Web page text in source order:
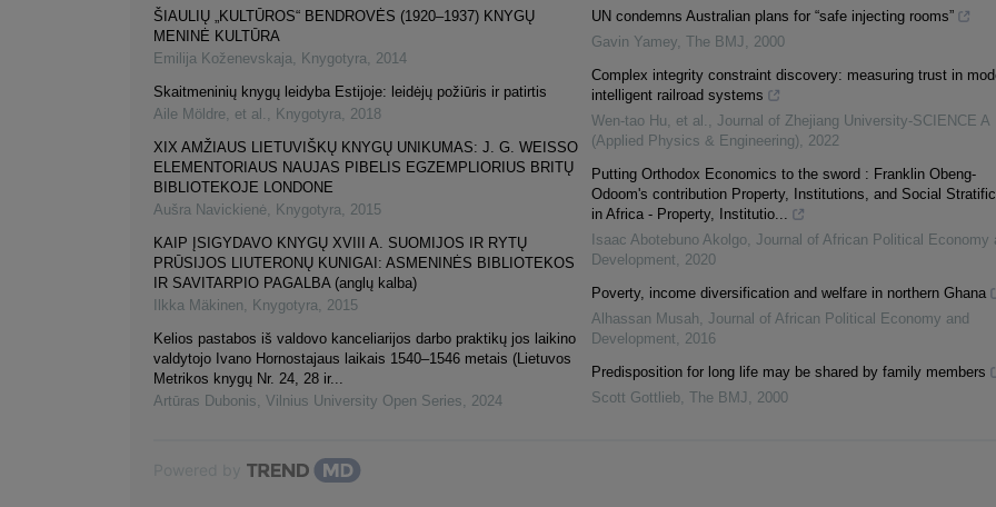
ŠIAULIŲ „KULTŪROS“ BENDROVĖS (1920–1937) KNYGŲ
MENINĖ KULTŪRA
Emilija Koženevskaja, Knygotyra, 2014
Skaitmeninių knygų leidyba Estijoje: leidėjų požiūris ir patirtis
Aile Möldre, et al. , Knygotyra, 2018
XIX AMŽIAUS LIETUVIŠKŲ KNYGŲ UNIKUMAS: J. G. WEISSO
ELEMENTORIAUS NAUJAS PIBELIS EGZEMPLIORIUS BRITŲ
BIBLIOTEKOJE LONDONE
Aušra Navickienė, Knygotyra, 2015
KAIP ĮSIGYDAVO KNYGŲ XVIII A. SUOMIJOS IR RYTŲ
PRŪSIJOS LIUTERONŲ KUNIGAI: ASMENINĖS BIBLIOTEKOS
IR SAVITARPIO PAGALBA (anglų kalba)
Ilkka Mäkinen, Knygotyra, 2015
Kelios pastabos iš valdovo kanceliarijos darbo praktikų jos laikino
valdytojo Ivano Hornostajaus laikais 1540–1546 metais (Lietuvos
Metrikos knygų Nr. 24, 28 ir...
Artūras Dubonis, Vilnius University Open Series, 2024
UN condemns Australian plans for “safe injecting rooms”
Gavin Yamey, The BMJ , 2000
Complex integrity constraint discovery: measuring trust in
intelligent railroad systems
Wen-tao Hu, et al. , Journal of Zhejiang University-SCIENCE A
(Applied Physics & Engineering), 2022
Putting Orthodox Economics to the sword : Franklin Obeng-
Odoom's contribution Property, Institutions, and Social
in Africa - Property, Institutio...
Isaac Abotebuno Akolgo, Journal of African Political Economy
Development, 2020
Poverty, income diversification and welfare in northern Ghana
Alhassan Musah, Journal of African Political Economy and
Development, 2016
Predisposition for long life may be shared by family members
Scott Gottlieb, The BMJ , 2000